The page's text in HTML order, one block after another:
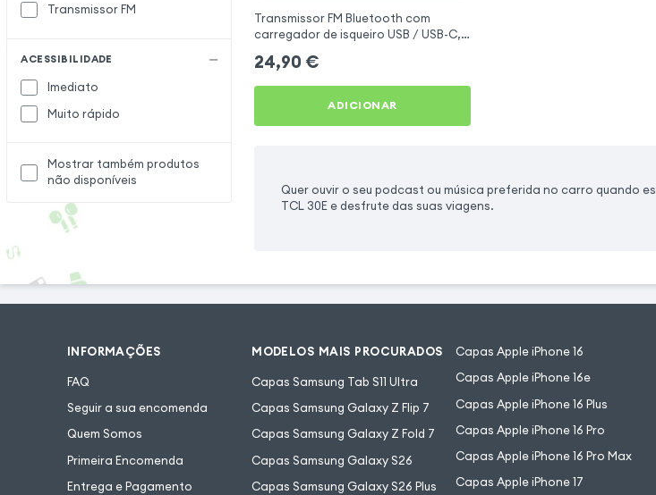
Transmissor FM
ACESSIBILIDADE
Imediato
Muito rápido
Mostrar também produtos
não disponíveis
Transmissor FM Bluetooth com
carregador de isqueiro USB / USB-C,
24,90 €
ADICIONAR
Quer ouvir o seu podcast ou música preferida no carro quando
TCL 30E e desfrute das suas viagens.
INFORMAÇÕES
FAQ
Seguir a sua encomenda
Quem Somos
Primeira Encomenda
Entrega e Pagamento
MODELOS MAIS PROCURADOS
Capas Samsung Tab S11 Ultra
Capas Samsung Galaxy Z Flip 7
Capas Samsung Galaxy Z Fold 7
Capas Samsung Galaxy S26
Capas Samsung Galaxy S26 Plus
Capas Apple iPhone 16
Capas Apple iPhone 16e
Capas Apple iPhone 16 Plus
Capas Apple iPhone 16 Pro
Capas Apple iPhone 16 Pro Max
Capas Apple iPhone 17